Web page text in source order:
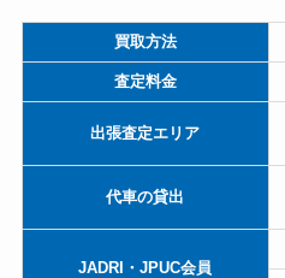
買取方法
査定料金
出張査定エリア
代車の貸出
JADRI・JPUC会員